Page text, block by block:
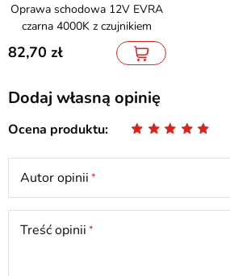
Oprawa schodowa 12V EVRA
czarna 4000K z czujnikiem
82,70
Dodaj własną opinię
Ocena produktu
Autor opinii
Treść opinii